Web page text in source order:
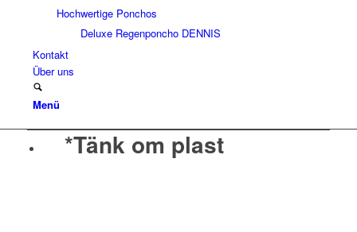
Hochwertige Ponchos
Deluxe Regenponcho DENNIS
Kontakt
Über uns
Menü
*Tänk om plast